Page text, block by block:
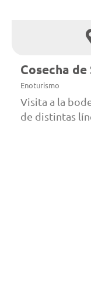
Cosecha
Enoturismo
Visita a la
de distintas